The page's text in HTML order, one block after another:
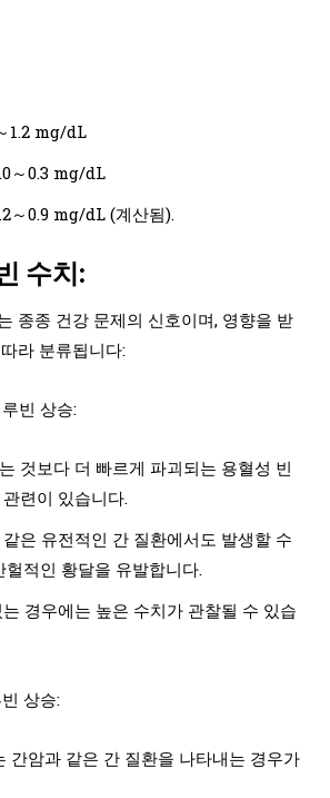
1.2 mg/dL
～0.3 mg/dL
～0.9 mg/dL (계산됨).
수치:
종종 건강 문제의 신호이며, 영향을 받
라 분류됩니다:
빈 상승:
것보다 더 빠르게 파괴되는 용혈성 빈
련이 있습니다.
은 유전적인 간 질환에서도 발생할 수
헐적인 황달을 유발합니다.
경우에는 높은 수치가 관찰될 수 있습
상승:
간암과 같은 간 질환을 나타내는 경우가